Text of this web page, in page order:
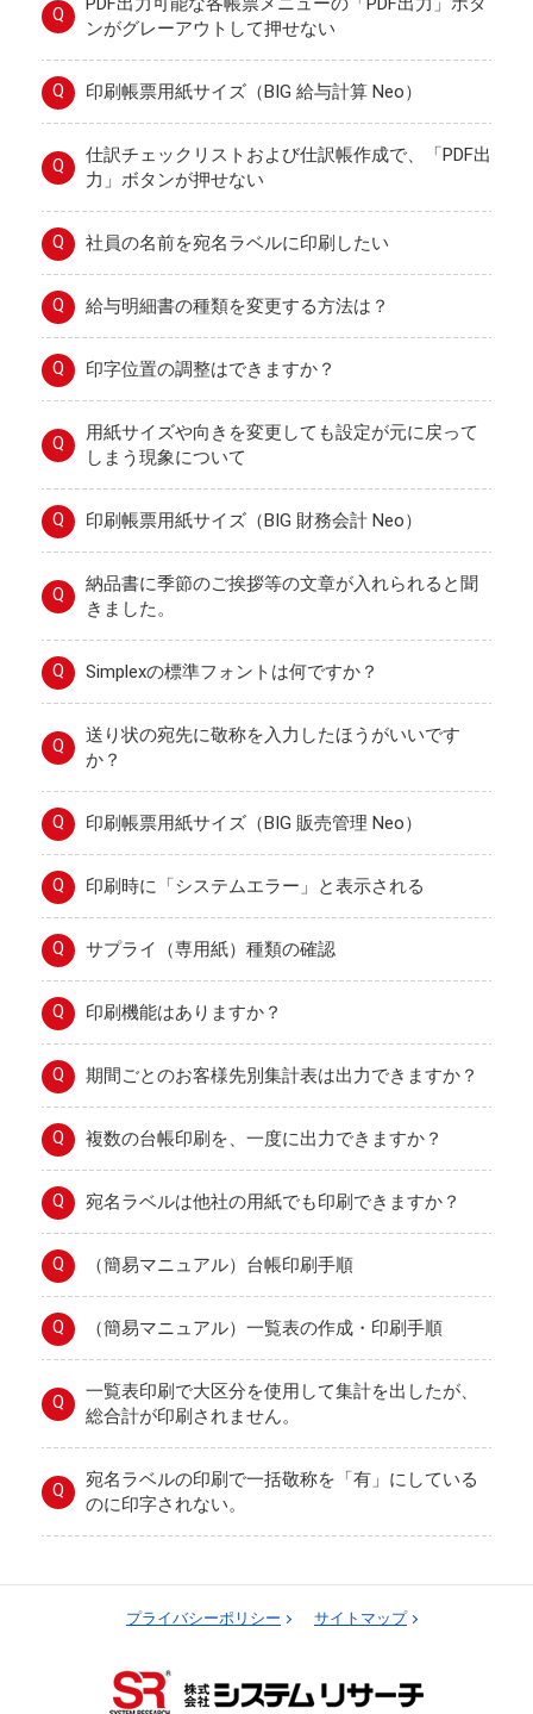
Q
ンがグレーアウトして押せない
Q 印刷帳票用紙サイズ（BIG 給与計算 Neo）
Q
仕訳チェックリストおよび仕訳帳作成で、「PDF出
力」ボタンが押せない
Q 社員の名前を宛名ラベルに印刷したい
Q 給与明細書の種類を変更する方法は？
Q 印字位置の調整はできますか？
Q
用紙サイズや向きを変更しても設定が元に戻って
しまう現象について
Q 印刷帳票用紙サイズ（BIG 財務会計 Neo）
Q
納品書に季節のご挨拶等の文章が入れられると聞
きました。
Q Simplexの標準フォントは何ですか？
Q
送り状の宛先に敬称を入力したほうがいいです
か？
Q 印刷帳票用紙サイズ（BIG 販売管理 Neo）
Q 印刷時に「システムエラー」と表示される
Q サプライ（専用紙）種類の確認
Q 印刷機能はありますか？
Q 期間ごとのお客様先別集計表は出力できますか？
Q 複数の台帳印刷を、一度に出力できますか？
Q 宛名ラベルは他社の用紙でも印刷できますか？
Q （簡易マニュアル）台帳印刷手順
Q （簡易マニュアル）一覧表の作成・印刷手順
Q
一覧表印刷で大区分を使用して集計を出したが、
総合計が印刷されません。
Q
宛名ラベルの印刷で一括敬称を「有」にしている
のに印字されない。
プライバシーポリシー サイトマップ